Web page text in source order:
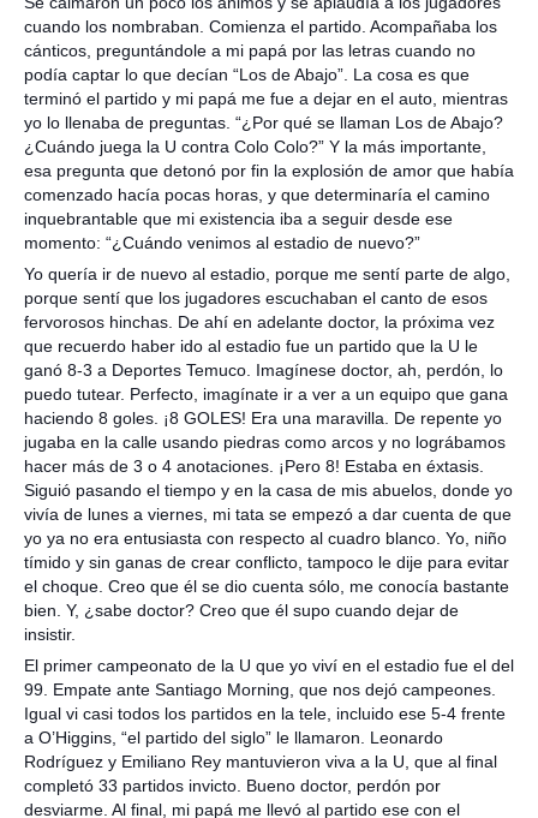
cuando los nombraban. Comienza el partido. Acompañaba los
cánticos, preguntándole a mi papá por las letras cuando no
podía captar lo que decían “Los de Abajo”. La cosa es que
terminó el partido y mi papá me fue a dejar en el auto, mientras
yo lo llenaba de preguntas. “¿Por qué se llaman Los de Abajo?
¿Cuándo juega la U contra Colo Colo?” Y la más importante,
esa pregunta que detonó por fin la explosión de amor que había
comenzado hacía pocas horas, y que determinaría el camino
inquebrantable que mi existencia iba a seguir desde ese
momento: “¿Cuándo venimos al estadio de nuevo?”
Yo quería ir de nuevo al estadio, porque me sentí parte de algo,
porque sentí que los jugadores escuchaban el canto de esos
fervorosos hinchas. De ahí en adelante doctor, la próxima vez
que recuerdo haber ido al estadio fue un partido que la U le
ganó 8-3 a Deportes Temuco. Imagínese doctor, ah, perdón, lo
puedo tutear. Perfecto, imagínate ir a ver a un equipo que gana
haciendo 8 goles. ¡8 GOLES! Era una maravilla. De repente yo
jugaba en la calle usando piedras como arcos y no lográbamos
hacer más de 3 o 4 anotaciones. ¡Pero 8! Estaba en éxtasis.
Siguió pasando el tiempo y en la casa de mis abuelos, donde yo
vivía de lunes a viernes, mi tata se empezó a dar cuenta de que
yo ya no era entusiasta con respecto al cuadro blanco. Yo, niño
tímido y sin ganas de crear conflicto, tampoco le dije para evitar
el choque. Creo que él se dio cuenta sólo, me conocía bastante
bien. Y, ¿sabe doctor? Creo que él supo cuando dejar de
insistir.
El primer campeonato de la U que yo viví en el estadio fue el del
99. Empate ante Santiago Morning, que nos dejó campeones.
Igual vi casi todos los partidos en la tele, incluido ese 5-4 frente
a O’Higgins, “el partido del siglo” le llamaron. Leonardo
Rodríguez y Emiliano Rey mantuvieron viva a la U, que al final
completó 33 partidos invicto. Bueno doctor, perdón por
desviarme. Al final, mi papá me llevó al partido ese con el